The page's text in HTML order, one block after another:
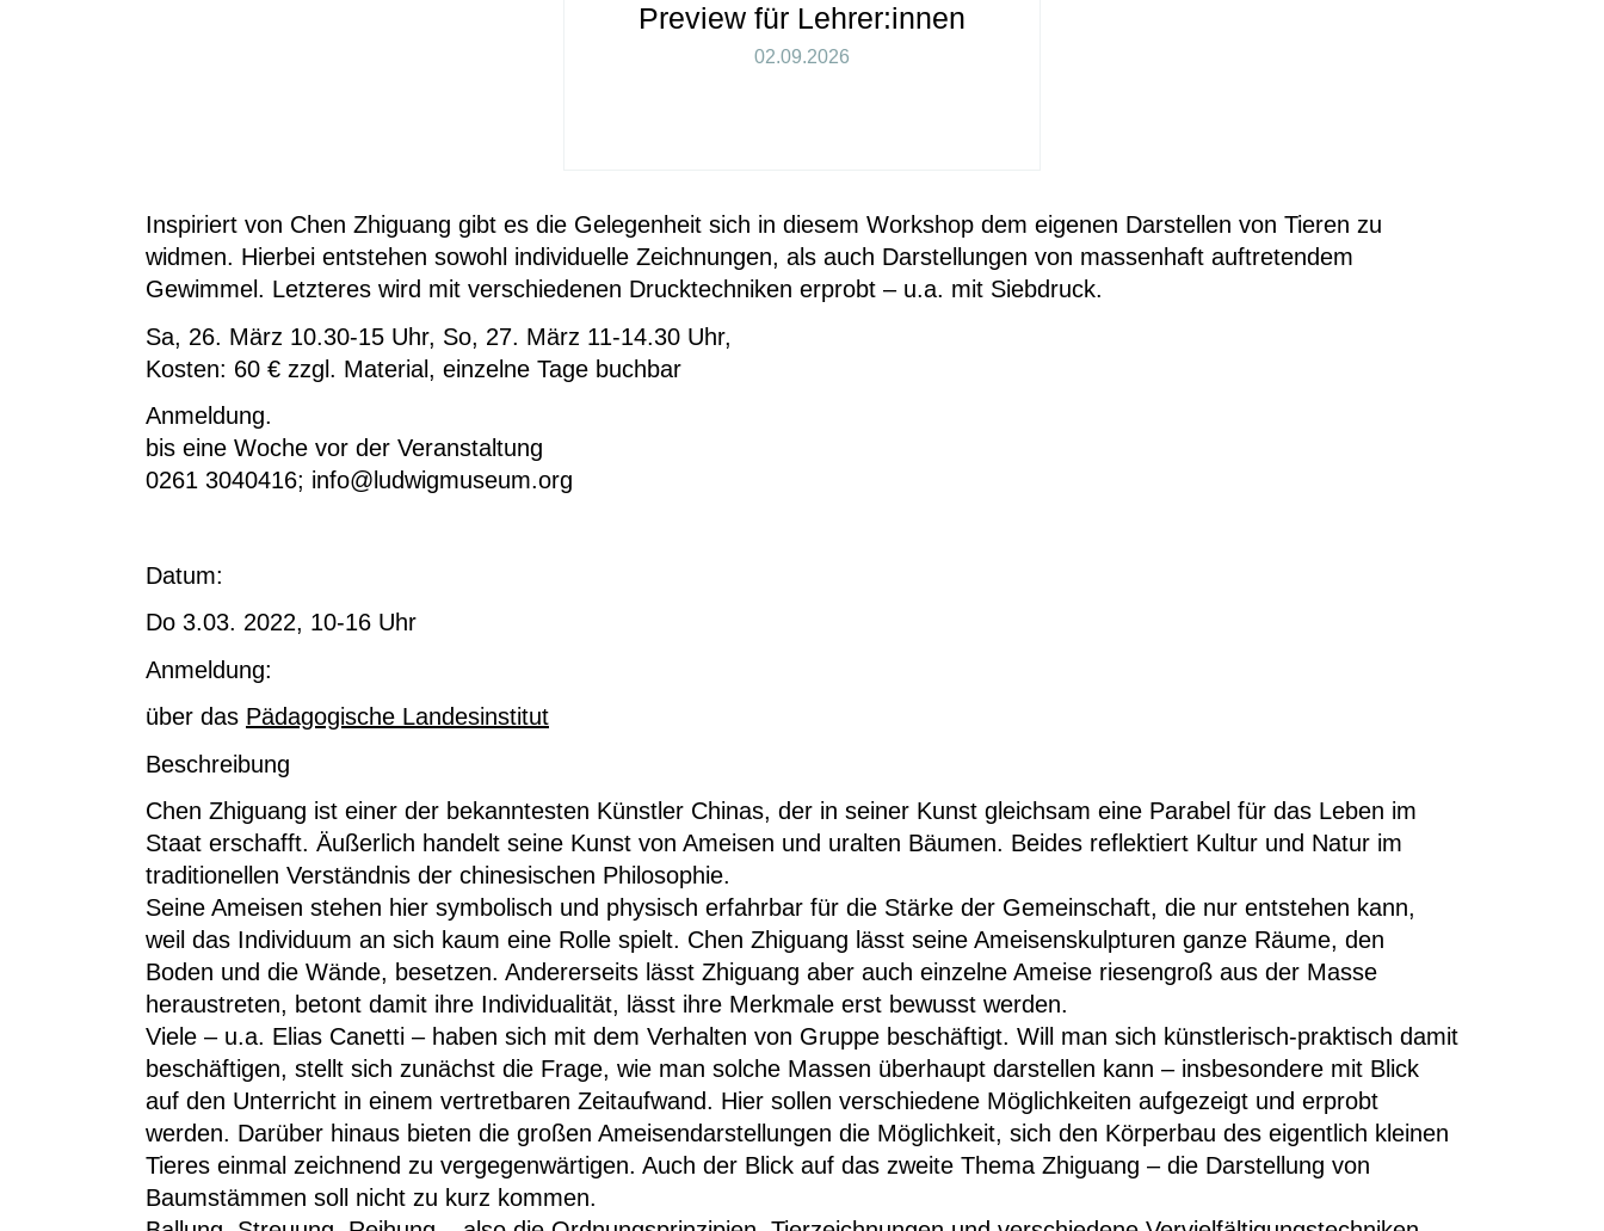
Preview für Lehrer:innen
02.09.2026
Inspiriert von Chen Zhiguang gibt es die Gelegenheit sich in diesem Workshop dem eigenen Darstellen von Tieren zu
widmen. Hierbei entstehen sowohl individuelle Zeichnungen, als auch Darstellungen von massenhaft auftretendem
Gewimmel. Letzteres wird mit verschiedenen Drucktechniken erprobt – u.a. mit Siebdruck.
Sa, 26. März 10.30-15 Uhr, So, 27. März 11-14.30 Uhr,
Kosten: 60 € zzgl. Material, einzelne Tage buchbar
Anmeldung.
bis eine Woche vor der Veranstaltung
0261 3040416; info@ludwigmuseum.org
Datum:
Do 3.03. 2022, 10-16 Uhr
Anmeldung:
über das Pädagogische Landesinstitut
Beschreibung
Chen Zhiguang ist einer der bekanntesten Künstler Chinas, der in seiner Kunst gleichsam eine Parabel für das Leben im
Staat erschafft. Äußerlich handelt seine Kunst von Ameisen und uralten Bäumen. Beides reflektiert Kultur und Natur im
traditionellen Verständnis der chinesischen Philosophie.
Seine Ameisen stehen hier symbolisch und physisch erfahrbar für die Stärke der Gemeinschaft, die nur entstehen kann,
weil das Individuum an sich kaum eine Rolle spielt. Chen Zhiguang lässt seine Ameisenskulpturen ganze Räume, den
Boden und die Wände, besetzen. Andererseits lässt Zhiguang aber auch einzelne Ameise riesengroß aus der Masse
heraustreten, betont damit ihre Individualität, lässt ihre Merkmale erst bewusst werden.
Viele – u.a. Elias Canetti – haben sich mit dem Verhalten von Gruppe beschäftigt. Will man sich künstlerisch-praktisch damit
beschäftigen, stellt sich zunächst die Frage, wie man solche Massen überhaupt darstellen kann – insbesondere mit Blick
auf den Unterricht in einem vertretbaren Zeitaufwand. Hier sollen verschiedene Möglichkeiten aufgezeigt und erprobt
werden. Darüber hinaus bieten die großen Ameisendarstellungen die Möglichkeit, sich den Körperbau des eigentlich kleinen
Tieres einmal zeichnend zu vergegenwärtigen. Auch der Blick auf das zweite Thema Zhiguang – die Darstellung von
Baumstämmen soll nicht zu kurz kommen.